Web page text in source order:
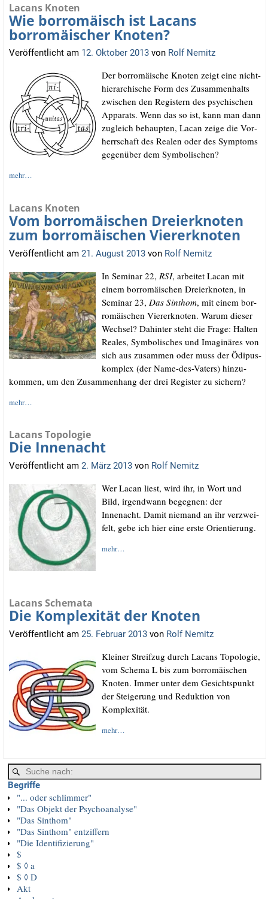
Lacans Knoten
Wie borromäisch ist Lacans
borromäischer Knoten?
Veröffentlicht am 12. Oktober 2013 von Rolf Nemitz
Der bor­ro­mäi­sche Kno­ten zeigt eine nicht-
hier­ar­chi­sche Form des Zusam­men­halts
zwi­schen den Regis­tern des psy­chi­schen
Appa­rats. Wenn das so ist, kann man dann
zugleich behaup­ten, Lacan zei­ge die Vor­
herr­schaft des Rea­len oder des Sym­ptoms
gegen­über dem Symbolischen?
mehr…
Lacans Knoten
Vom borromäischen Dreierknoten
zum borromäischen Viererknoten
Veröffentlicht am 21. August 2013 von Rolf Nemitz
In Semi­nar 22, RSI, arbei­tet Lacan mit
einem bor­ro­mäi­schen Drei­er­kno­ten, in
Semi­nar 23, Das Sinthom, mit einem bor­
ro­mäi­schen Vie­rer­kno­ten. War­um die­ser
Wech­sel? Dahin­ter steht die Fra­ge: Hal­ten
Rea­les, Sym­bo­li­sches und Ima­gi­nä­res von
sich aus zusam­men oder muss der Ödi­pus­
kom­plex (der Name-des-Vaters) hin­zu­
kom­men, um den Zusam­men­hang der drei Regis­ter zu sichern?
mehr…
Lacans Topologie
Die Innenacht
Veröffentlicht am 2. März 2013 von Rolf Nemitz
Wer Lacan liest, wird ihr, in Wort und
Bild, irgend­wann begeg­nen: der
Innenacht. Damit nie­mand an ihr ver­zwei­
felt, gebe ich hier eine ers­te Orientierung.
mehr…
Lacans Schemata
Die Komplexität der Knoten
Veröffentlicht am 25. Februar 2013 von Rolf Nemitz
Klei­ner Streif­zug durch Lacans Topo­lo­gie,
vom Sche­ma L bis zum bor­ro­mäi­schen
Kno­ten. Immer unter dem Gesichts­punkt
der Stei­ge­rung und Reduk­ti­on von
Komplexität.
mehr…
Begriffe
"... oder schlimmer"
"Das Objekt der Psychoanalyse"
"Das Sinthom"
"Das Sinthom" entziffern
"Die Identifizierung"
$
$ ◊ a
$ ◊ D
Akt